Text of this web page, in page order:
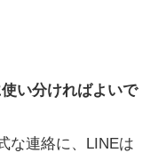
い分ければよいで
な連絡に、LINEは